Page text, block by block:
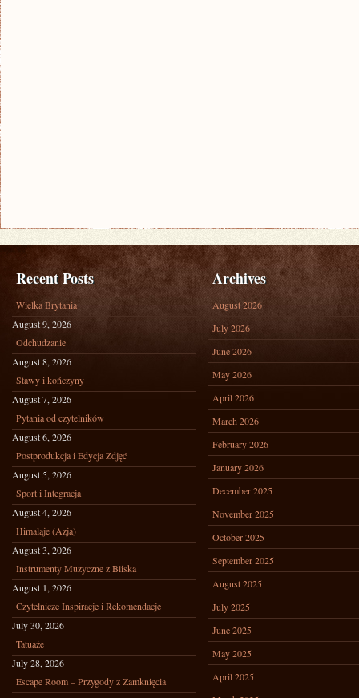
Recent Posts
Wielka Brytania
August 9, 2026
Odchudzanie
August 8, 2026
Stawy i kończyny
August 7, 2026
Pytania od czytelników
August 6, 2026
Postprodukcja i Edycja Zdjęć
August 5, 2026
Sport i Integracja
August 4, 2026
Himalaje (Azja)
August 3, 2026
Instrumenty Muzyczne z Bliska
August 1, 2026
Czytelnicze Inspiracje i Rekomendacje
July 30, 2026
Tatuaże
July 28, 2026
Escape Room – Przygody z Zamknięcia
Archives
August 2026
July 2026
June 2026
May 2026
April 2026
March 2026
February 2026
January 2026
December 2025
November 2025
October 2025
September 2025
August 2025
July 2025
June 2025
May 2025
April 2025